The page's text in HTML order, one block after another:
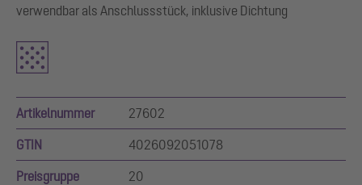
verwendbar als Anschlussstück, inklusive Dichtung
Artikelnummer 27602
GTIN 4026092051078
Preisgruppe 20